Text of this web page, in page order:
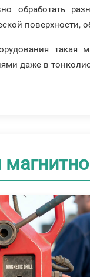
обработать
поверхности,
такая
даже в